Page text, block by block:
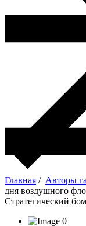
Главная / Авторы
дня воздушного
Стратегический